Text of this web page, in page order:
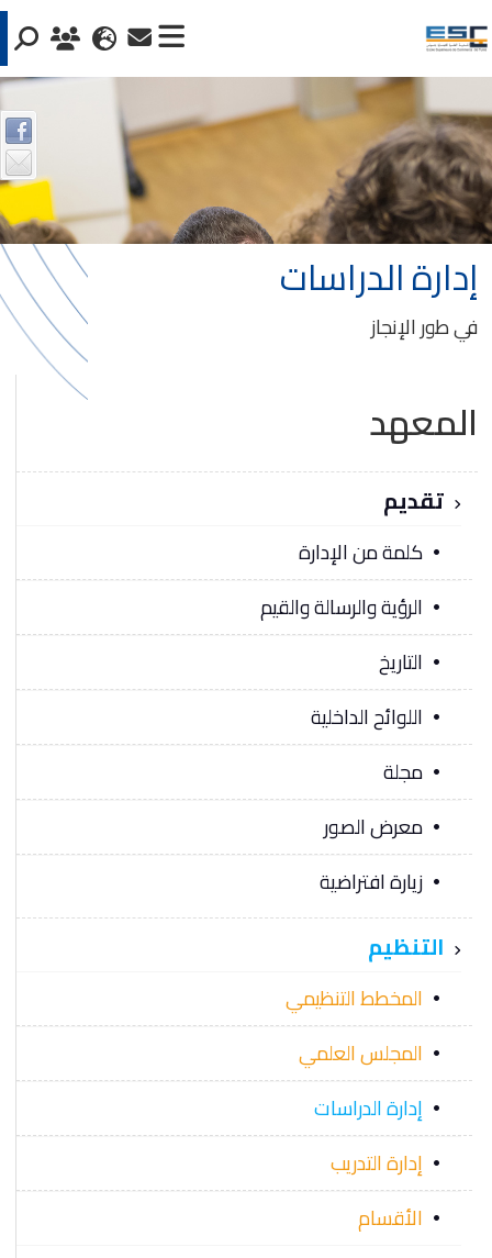
المعهد
تقديم
كلمة من الإدارة
الرؤية والرسالة والقيم
التاريخ
اللوائح الداخلية
مجلة
معرض الصور
زيارة افتراضية
التنظيم
المخطط التنظيمي
المجلس العلمي
إدارة الدراسات
إدارة التدريب
الأقسام
إدارة الدراسات
في طور الإنجاز